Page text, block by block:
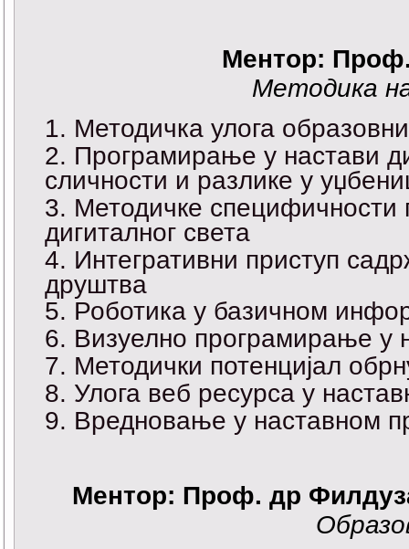
Ментор:
Методика
Методичка улога
Програмирање у настави
сличности и разлике у
Методичке специфичности
дигиталног света
Интегративни приступ
друштва
Роботика у базичном
Визуелно програмирање у
Методички потенцијал
Улога веб ресурса у
Вредновање у наставном
Ментор: Проф. др